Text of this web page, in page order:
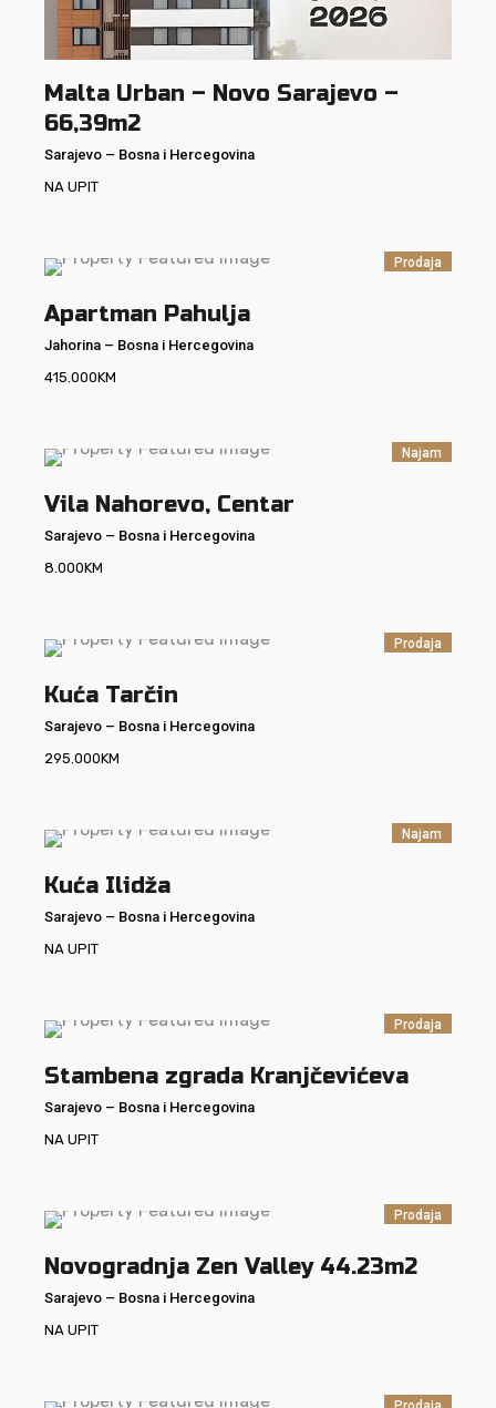
Malta Urban – Novo Sarajevo –
66,39m2
Sarajevo – Bosna i Hercegovina
NA UPIT
Prodaja
Apartman Pahulja
Jahorina – Bosna i Hercegovina
415.000KM
Najam
Vila Nahorevo, Centar
Sarajevo – Bosna i Hercegovina
8.000KM
Prodaja
Kuća Tarčin
Sarajevo – Bosna i Hercegovina
295.000KM
Najam
Kuća Ilidža
Sarajevo – Bosna i Hercegovina
NA UPIT
Prodaja
Stambena zgrada Kranjčevićeva
Sarajevo – Bosna i Hercegovina
NA UPIT
Prodaja
Novogradnja Zen Valley 44.23m2
Sarajevo – Bosna i Hercegovina
NA UPIT